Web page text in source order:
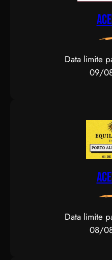
Data limite
09/
Data limite
08/